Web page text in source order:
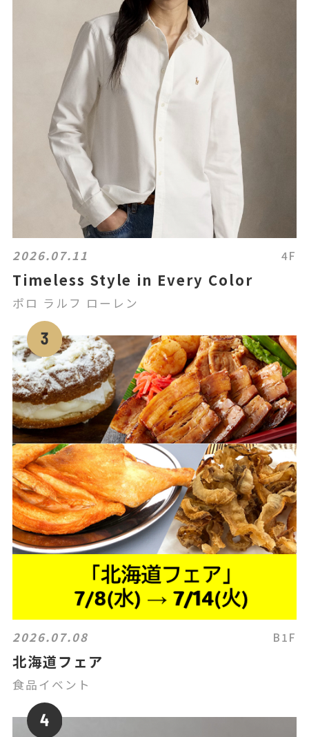
2026.07.11 4F
Timeless Style in Every Color
ポロ ラルフ ローレン
2026.07.08 B1F
北海道フェア
食品イベント